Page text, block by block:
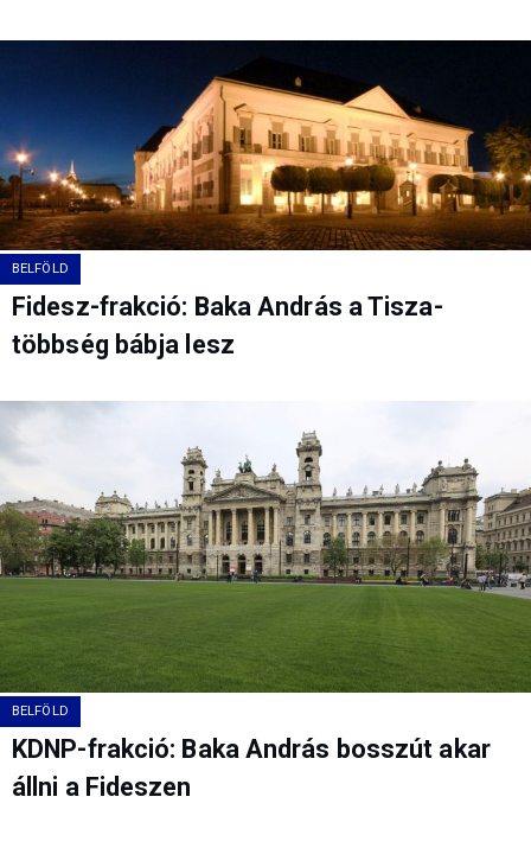
BELFÖLD
Fidesz-frakció: Baka András a Tisza-
többség bábja lesz
BELFÖLD
KDNP-frakció: Baka András bosszút akar
állni a Fideszen